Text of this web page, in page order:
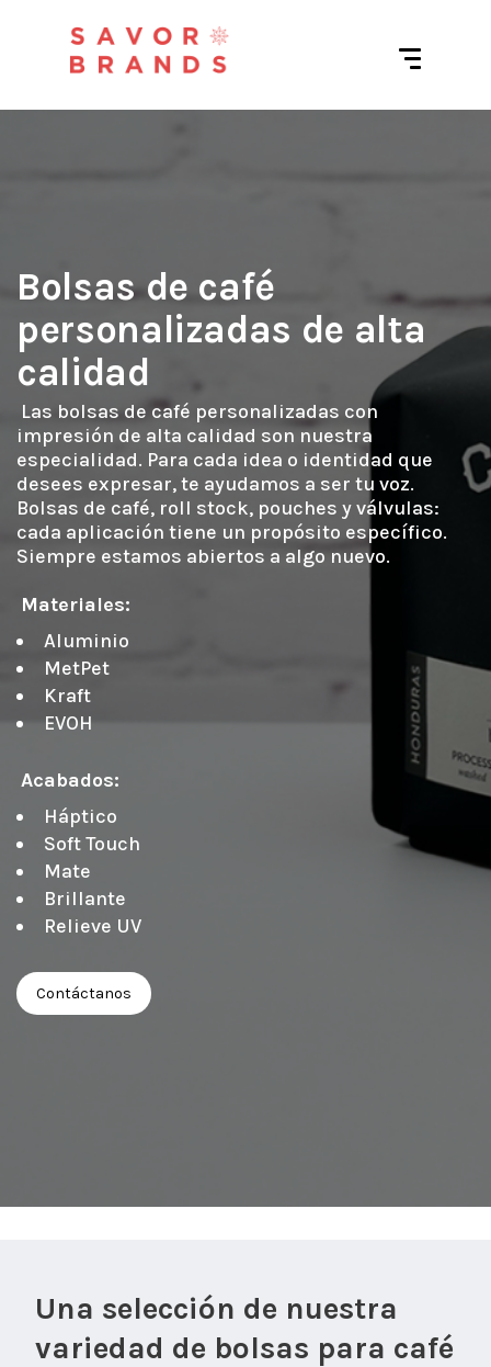
Bolsas de café
personalizadas de alta
calidad
impresión de alta calidad son nuestra
especialidad. Para cada idea o identidad que
desees expresar, te ayudamos a ser tu voz.
Bolsas de café, roll stock, pouches y válvulas:
cada aplicación tiene un propósito específico.
Siempre estamos abiertos a algo nuevo.
Materiales:
Aluminio
MetPet
Kraft
EVOH
Acabados:
Háptico
Soft Touch
Mate
Brillante
Relieve UV
Contáctanos
Una selección de nuestra
variedad de bolsas para café